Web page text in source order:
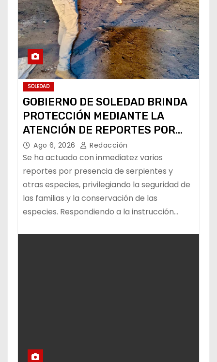
SOLEDAD
GOBIERNO DE SOLEDAD BRINDA
PROTECCIÓN MEDIANTE LA
ATENCIÓN DE REPORTES POR
FAUNA SILVESTRE
Ago 6, 2026 Redacción
Se ha actuado con inmediatez varios
reportes por presencia de serpientes y
otras especies, privilegiando la seguridad de
las familias y la conservación de las
especies. Respondiendo a la instrucción…